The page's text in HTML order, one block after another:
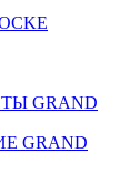
GRAND
GRAND